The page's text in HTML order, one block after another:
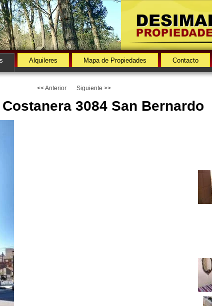
Alquileres Mapa de Propiedades Contacto
<< Anterior Siguiente >>
3084 San Bernardo